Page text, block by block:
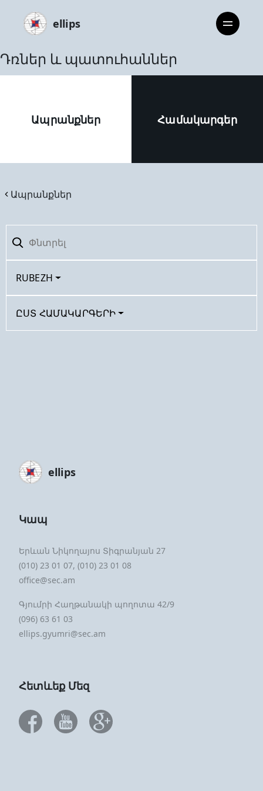
ellips
Դռներ և պատուհաններ
Ապրանքներ Համակարգեր
Ապրանքներ
RUBEZH
ԸՍՏ ՀԱՄԱԿԱՐԳԵՐԻ
ellips
Կապ
Երևան Նիկողայոս Տիգրանյան 27
(010) 23 01 07, (010) 23 01 08
office@sec.am
Գյումրի Հաղթանակի պողոտա 42/9
(096) 63 61 03
ellips.gyumri@sec.am
Հետևեք Մեզ